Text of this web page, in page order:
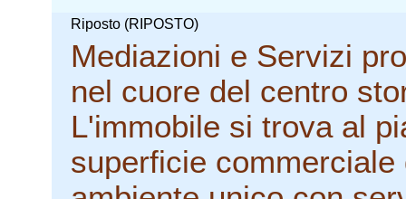
Riposto (RIPOSTO)
Mediazioni e Servizi
nel cuore del centro
L'immobile si trova al
superficie